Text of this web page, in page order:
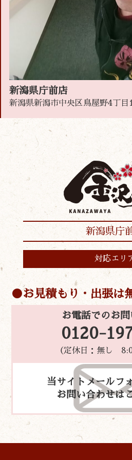
新潟県庁前店
新潟県新潟市中央区鳥屋野4丁目
新潟県庁
対応エリ
お見積もり・出張は
お電話でのお
0120-
（定休日：無し
当サイトメールフ
お問い合わせは